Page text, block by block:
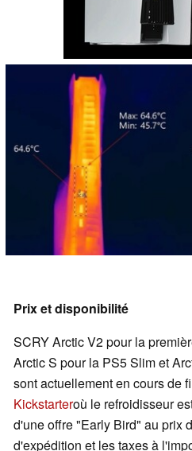
Prix et disponibilité
SCRY Arctic V2 pour la
Arctic S pour la PS5 Slim et
sont actuellement en cours de
Kickstarteroù le refroidisseur
d'une offre "Early Bird" au prix
d'expédition et les taxes à